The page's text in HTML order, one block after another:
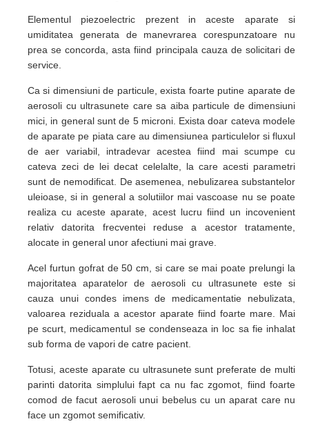
Elementul piezoelectric prezent in aceste aparate si
umiditatea generata de manevrarea corespunzatoare nu
prea se concorda , asta fiind principala cauza de solicitari de
service.
Ca si dimensiuni de particule, exista foarte putine aparate de
aerosoli cu ultrasunete care sa aiba particule de dimensiuni
mici, in general sunt de 5 microni. Exista doar cateva modele
de aparate pe piata care au dimensiunea particulelor si fluxul
de aer variabil, intradevar acestea fiind mai scumpe cu
cateva zeci de lei decat celelalte, la care acesti parametri
sunt de nemodificat. De asemenea, nebulizarea substantelor
uleioase, si in general a solutiilor mai vascoase nu se poate
realiza cu aceste aparate, acest lucru fiind un incovenient
relativ datorita frecventei reduse a acestor tratamente,
alocate in general unor afectiuni mai grave.
Acel furtun gofrat de 50 cm, si care se mai poate prelungi la
majoritatea aparatelor de aerosoli cu ultrasunete este si
cauza unui condes imens de medicamentatie nebulizata,
valoarea reziduala a acestor aparate fiind foarte mare. Mai
pe scurt, medicamentul se condenseaza in loc sa fie inhalat
sub forma de vapori de catre pacient.
Totusi, aceste aparate cu ultrasunete sunt preferate de multi
parinti datorita simplului fapt ca nu fac zgomot, fiind foarte
comod de facut aerosoli unui bebelus cu un aparat care nu
face un zgomot semificativ.